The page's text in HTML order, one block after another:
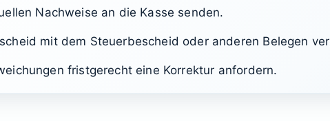
Nachweise an die Kasse senden.
mit dem Steuerbescheid oder anderen Belegen
fristgerecht eine Korrektur anfordern.